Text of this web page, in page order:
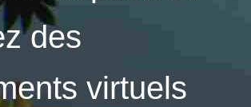
des
virtuels